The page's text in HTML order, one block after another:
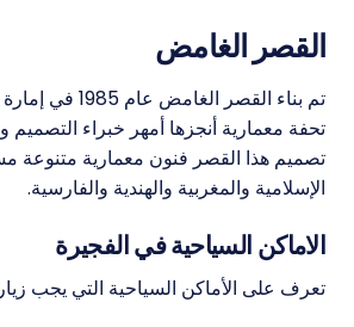
القصر الغامض
تم بناء القصر
تحفة معمارية أنجزها أمهر خبراء التصميم
تصميم هذا القصر فنون معمارية متنوعة
الإسلامية والمغربية والهندية والفارسية.
الاماكن السياحية في الفجيرة
تعرف على الأماكن السياحية التي يجب